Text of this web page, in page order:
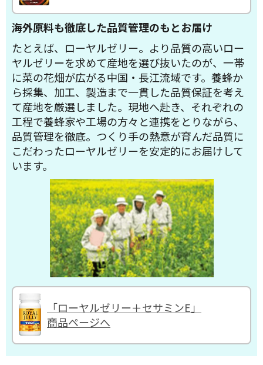
海外原料も徹底した品質管理のもとお届け
たとえば、ローヤルゼリー。より品質の高いロー
ヤルゼリーを求めて産地を選び抜いたのが、一帯
に菜の花畑が広がる中国・長江流域です。養蜂か
ら採集、加工、製造まで一貫した品質保証を考え
て産地を厳選しました。現地へ赴き、それぞれの
工程で養蜂家や工場の方々と連携をとりながら、
品質管理を徹底。つくり手の熱意が育んだ品質に
こだわったローヤルゼリーを安定的にお届けして
います。
「ローヤルゼリー＋セサミンE」
商品ページへ